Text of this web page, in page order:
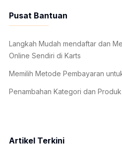
Pusat Bantuan
Langkah Mudah mendaftar dan
Online Sendiri di Karts
Memilih Metode Pembayaran
Penambahan Kategori dan
Artikel Terkini